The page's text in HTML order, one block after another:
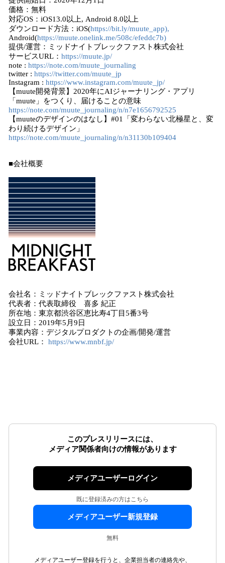
価格：無料
対応OS：iOS13.0以上, Android 8.0以上
ダウンロード方法：iOS(https://bit.ly/muute_app),
Android(https://muute.onelink.me/508c/efeddc7b)
提供/運営：ミッドナイトブレックファスト株式会社
サービスURL： https://muute.jp/
note : https://note.com/muute_journaling
twitter : https://twitter.com/muute_jp
Instagram : https://www.instagram.com/muute_jp/
【muute開発背景】2020年にAIジャーナリング・アプリ
「muute」をつくり、届けることの意味
https://note.com/muute_journaling/n/n7e1656792525
【muuteのデザインのはなし】#01「変わらない北極星と、変
わり続けるデザイン」
https://note.com/muute_journaling/n/n31130b109404
■会社概要
会社名：ミッドナイトブレックファスト株式会社
代表者：代表取締役 喜多 紀正
所在地：東京都渋谷区恵比寿4丁目5番3号
設立日：2019年5月9日
事業内容：デジタルプロダクトの企画/開発/運営
会社URL： https://www.mnbf.jp/
このプレスリリースには、
メディア関係者向けの情報があります
メディアユーザーログイン
既に登録済みの方はこちら
メディアユーザー新規登録
無料
メディアユーザー登録を行うと、企業担当者の連絡先や、